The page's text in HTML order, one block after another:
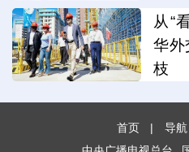
从“
华外
枝
首页 | 导航